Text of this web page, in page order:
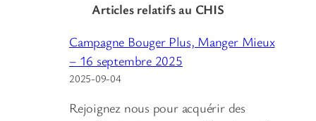
Articles relatifs au CHIS
Campagne Bouger Plus, Manger Mieux
– 16 septembre 2025
2025-09-04
Rejoignez nous pour acquérir des